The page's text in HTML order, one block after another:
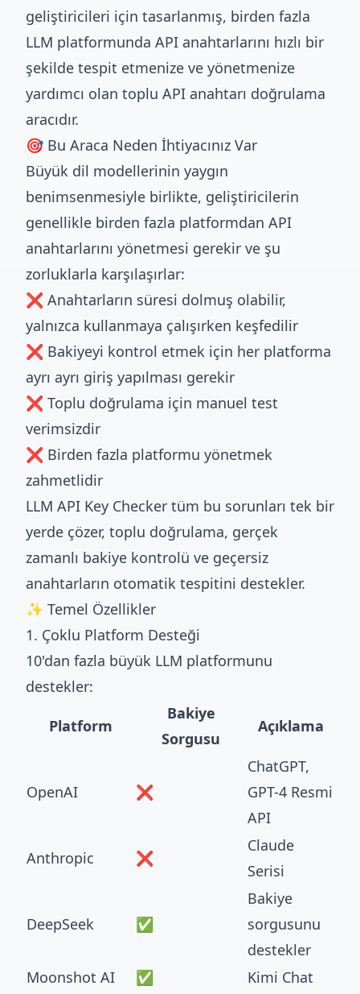
geliştiricileri için tasarlanmış, birden fazla
LLM platformunda API anahtarlarını hızlı bir
şekilde tespit etmenize ve yönetmenize
yardımcı olan toplu API anahtarı doğrulama
aracıdır.
🎯 Bu Araca Neden İhtiyacınız Var
Büyük dil modellerinin yaygın
benimsenmesiyle birlikte, geliştiricilerin
genellikle birden fazla platformdan API
anahtarlarını yönetmesi gerekir ve şu
zorluklarla karşılaşırlar:
❌ Anahtarların süresi dolmuş olabilir,
yalnızca kullanmaya çalışırken keşfedilir
❌ Bakiyeyi kontrol etmek için her platforma
ayrı ayrı giriş yapılması gerekir
❌ Toplu doğrulama için manuel test
verimsizdir
❌ Birden fazla platformu yönetmek
zahmetlidir
LLM API Key Checker tüm bu sorunları tek bir
yerde çözer, toplu doğrulama, gerçek
zamanlı bakiye kontrolü ve geçersiz
anahtarların otomatik tespitini destekler.
✨ Temel Özellikler
1. Çoklu Platform Desteği
10'dan fazla büyük LLM platformunu
destekler:
Platform
Bakiye
Sorgusu
Açıklama
OpenAI ❌
ChatGPT,
GPT-4 Resmi
API
Anthropic ❌
Claude
Serisi
DeepSeek ✅
Bakiye
sorgusunu
destekler
Moonshot AI
✅ Kimi Chat